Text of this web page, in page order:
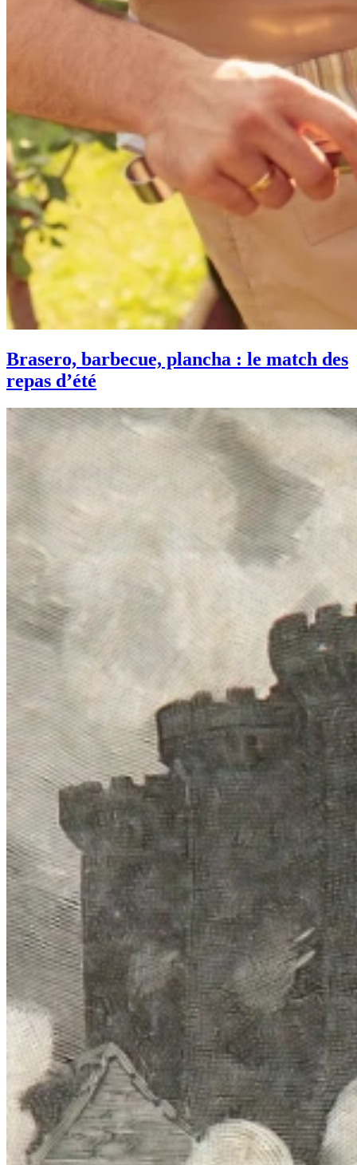
Brasero, barbecue, plancha : le match des
repas d’été